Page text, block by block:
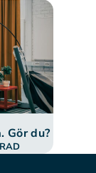
Gör du?